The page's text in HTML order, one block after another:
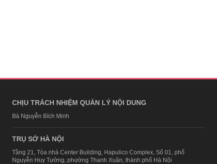
CHỊU TRÁCH NHIỆM QUẢN LÝ NỘI DUNG
Bà Nguyễn Bích Minh
TRỤ SỞ HÀ NỘI
Tầng 21, Tòa nhà Center Building, Hapulico Complex, Số 01, phố
Nguyễn Huy Tưởng, phường Thanh Xuân, thành phố Hà Nội